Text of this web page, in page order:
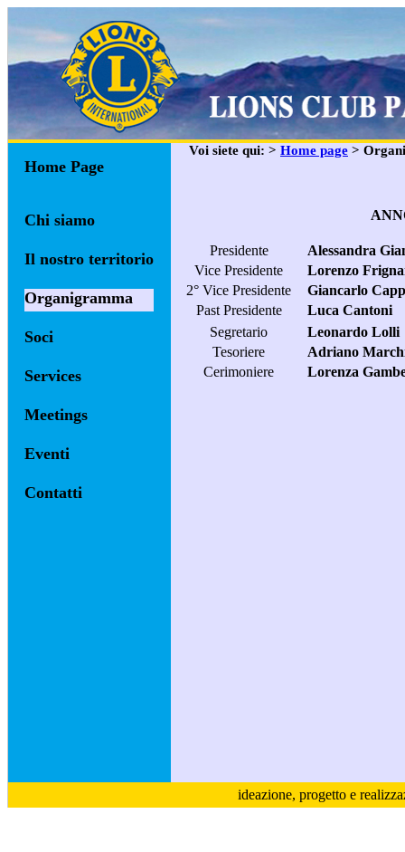
Home Page
Chi siamo
Il nostro territorio
Organigramma
Soci
Services
Meetings
Eventi
Contatti
Voi siete qui: > Home page >
Presidente
Alessandra
Vice Presidente
Lorenzo
2° Vice Presidente
Giancarlo
Past Presidente
Luca Cantoni
Segretario
Leonardo Lolli
Tesoriere
Adriano
Cerimoniere
Lorenza
ideazione, progetto e